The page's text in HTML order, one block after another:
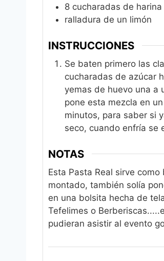
8 cucharadas de
ralladura de un limón
INSTRUCCIONES
Se baten primero las
cucharadas de azúcar
yemas de huevo una a
pone esta mezcla en
minutos, para saber si
seco, cuando enfría se
NOTAS
Esta Pasta Real sirve
montado, también solía
en una bolsita hecha de
Tefelimes o
pudieran asistir al evento